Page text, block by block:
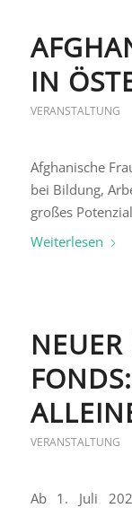
IN
VERANSTALTUNG
Afghanische
bei Bildung,
großes
Weiterlesen
VERANSTALTUNG
Ab 1. Juli